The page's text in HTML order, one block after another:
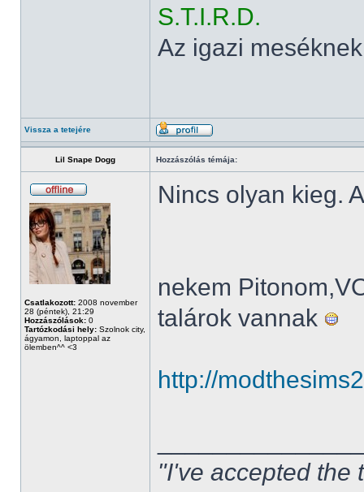
S.T.I.R.D.
Az igazi
Vissza a tetejére
Lil Snape Dogg Hozzászólás témája:
Csatlakozott: 2008 november
28 (péntek), 21:29
Hozzászólások: 0
Tartózkodási hely: Szolnok city,
ágyamon, laptoppal az
ölemben^^ <3
Nincs olyan kieg.
nekem
talárok vannak
http://
"I've accepted the